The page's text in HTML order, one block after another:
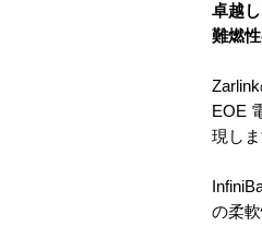
卓越
難燃
EOE
現しま
の柔